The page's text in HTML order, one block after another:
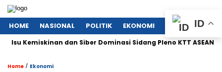
HOME NASIONAL POLITIK EKONOMI MEGAPOLITAN
dan Siber Dominasi Sidang Pleno KTT ASEAN ke-46
Home / Ekonomi
ID